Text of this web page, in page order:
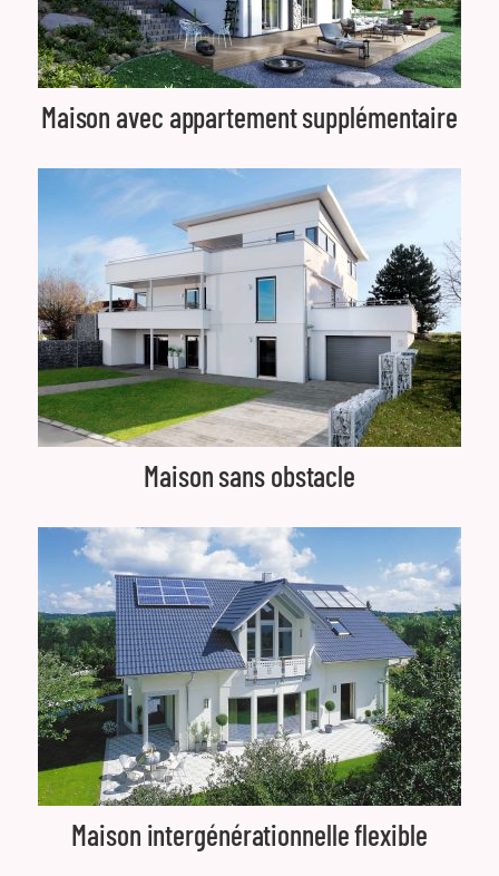
Maison avec appartement supplémentaire
Maison sans obstacle
Maison intergénérationnelle flexible